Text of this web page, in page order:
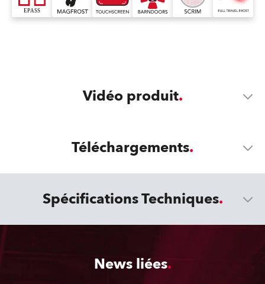
Vidéo produit
Téléchargements
Spécifications Techniques
News liées